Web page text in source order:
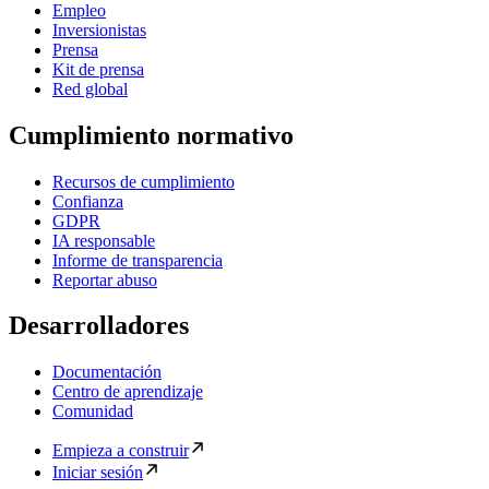
Empleo
Inversionistas
Prensa
Kit de prensa
Red global
Cumplimiento normativo
Recursos de cumplimiento
Confianza
GDPR
IA responsable
Informe de transparencia
Reportar abuso
Desarrolladores
Documentación
Centro de aprendizaje
Comunidad
Empieza a construir
Iniciar sesión